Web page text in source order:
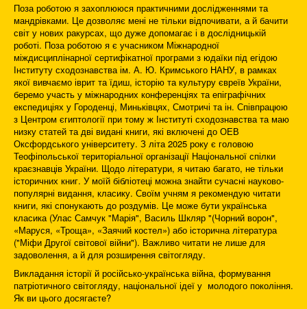
Поза роботою я захоплююся практичними дослідженнями та
мандрівками. Це дозволяє мені не тільки відпочивати, а й бачити
світ у нових ракурсах, що дуже допомагає і в дослідницькій
роботі. Поза роботою я є учасником Міжнародної
міждисциплінарної сертифікатної програми з юдаїки під егідою
Інституту сходознавства ім. А. Ю. Кримського НАНУ, в рамках
якої вивчаємо іврит та їдиш, історію та культуру євреїв України,
беремо участь у міжнародних конференціях та епіграфічних
експедиціях у Городенці, Миньківцях, Смотричі та ін. Співпрацюю
з Центром єгиптології при тому ж Інституті сходознавства та маю
низку статей та дві видані книги, які включені до ОЕВ
Оксфордського університету. З літа 2025 року є головою
Теофіпольської територіальної організації Національної спілки
краєзнавців України. Щодо літератури, я читаю багато, не тільки
історичних книг. У моїй бібліотеці можна знайти сучасні науково-
популярні видання, класику. Своїм учням я рекомендую читати
книги, які спонукають до роздумів. Це може бути українська
класика (Улас Самчук "Марія", Василь Шкляр "(Чорний ворон",
«Маруся, «Троща», «Заячий костел») або історична література
("Міфи Другої світової війни"). Важливо читати не лише для
задоволення, а й для розширення світогляду.
Викладання історії й російсько-українська війна, формування
патріотичного світогляду, національної ідеї у молодого покоління.
Як ви цього досягаєте?